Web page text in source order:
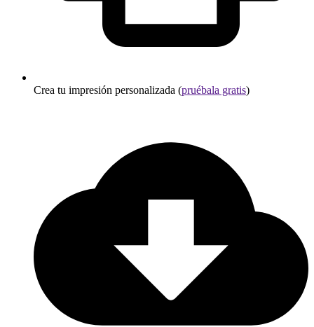
Crea tu impresión personalizada (pruébala gratis)